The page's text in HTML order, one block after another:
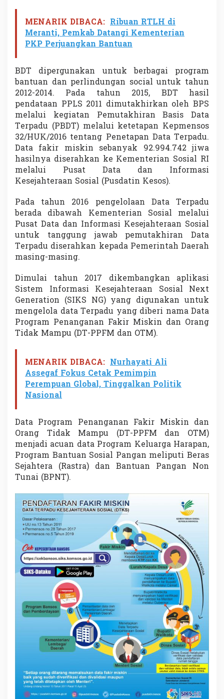
MENARIK DIBACA: Ribuan RTLH di
Meranti, Pemkab Datangi Kementerian
PKP Perjuangkan Bantuan
BDT dipergunakan untuk berbagai program
bantuan dan perlindungan social untuk tahun
2012-2014. Pada tahun 2015, BDT hasil
pendataan PPLS 2011 dimutakhirkan oleh BPS
melalui kegiatan Pemutakhiran Basis Data
Terpadu (PBDT) melalui ketetapan Kepmensos
32/HUK/2016 tentang Penetapan Data Terpadu.
Data fakir miskin sebanyak 92.994.742 jiwa
hasilnya diserahkan ke Kementerian Sosial RI
melalui Pusat Data dan Informasi
Kesejahteraan Sosial (Pusdatin Kesos).
Pada tahun 2016 pengelolaan Data Terpadu
berada dibawah Kementerian Sosial melalui
Pusat Data dan Informasi Kesejahteraan Sosial
untuk tanggung jawab pemutakhiran Data
Terpadu diserahkan kepada Pemerintah Daerah
masing-masing.
Dimulai tahun 2017 dikembangkan aplikasi
Sistem Informasi Kesejahteraan Sosial Next
Generation (SIKS NG) yang digunakan untuk
mengelola data Terpadu yang diberi nama Data
Program Penanganan Fakir Miskin dan Orang
Tidak Mampu (DT-PPFM dan OTM).
MENARIK DIBACA: Nurhayati Ali
Assegaf Fokus Cetak Pemimpin
Perempuan Global, Tinggalkan Politik
Nasional
Data Program Penanganan Fakir Miskin dan
Orang Tidak Mampu (DT-PPFM dan OTM)
menjadi acuan data Program Keluarga Harapan,
Program Bantuan Sosial Pangan meliputi Beras
Sejahtera (Rastra) dan Bantuan Pangan Non
Tunai (BPNT).